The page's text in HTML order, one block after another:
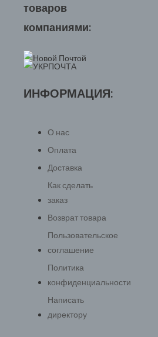
товаров
компаниями:
ИНФОРМАЦИЯ:
О нас
Оплата
Доставка
Как сделать
заказ
Возврат товара
Пользовательское
соглашение
Политика
конфиденциальности
Написать
директору